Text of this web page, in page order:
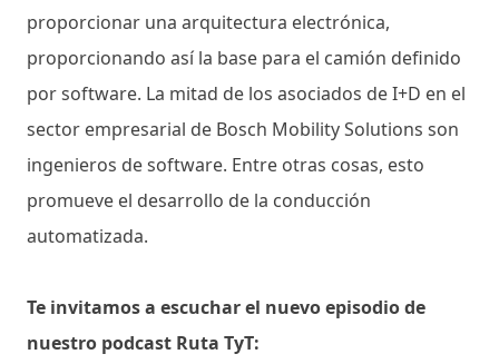
proporcionar una arquitectura electrónica,
proporcionando así la base para el camión definido
por software. La mitad de los asociados de I+D en el
sector empresarial de Bosch Mobility Solutions son
ingenieros de software. Entre otras cosas, esto
promueve el desarrollo de la conducción
automatizada.
Te invitamos a escuchar el nuevo episodio de
nuestro podcast Ruta TyT: